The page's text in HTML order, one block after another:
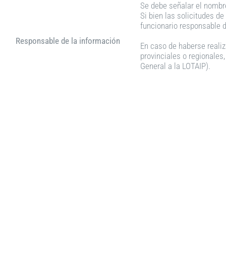
Responsable de la información
Se debe señalar el
Si bien las solicitudes
funcionario responsable
En caso de haberse
provinciales o
General a la LOTAIP).